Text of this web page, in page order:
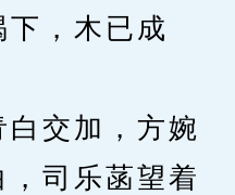
，木已成
交加，方婉
司乐菡望着